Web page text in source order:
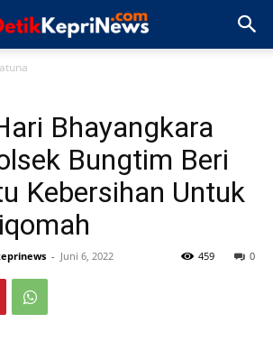
Bhayangkara
Bungtim Beri
Kebersihan Untuk
- Juni 6, 2022 0
459